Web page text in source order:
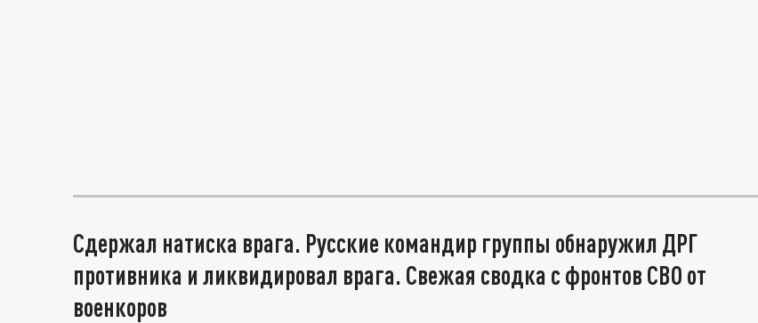
Сдержал натиска врага. Русские командир группы обнаружил ДРГ
противника и ликвидировал врага. Свежая сводка с фронтов СВО от
военкоров